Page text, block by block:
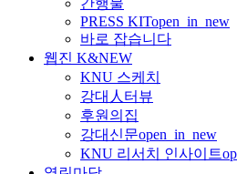
PRESS KITopen_in_new
바로 잡습니다
웹진 K&NEW
KNU 스케치
강대人터뷰
후원의집
강대신문open_in_new
KNU 리서치 인사이트